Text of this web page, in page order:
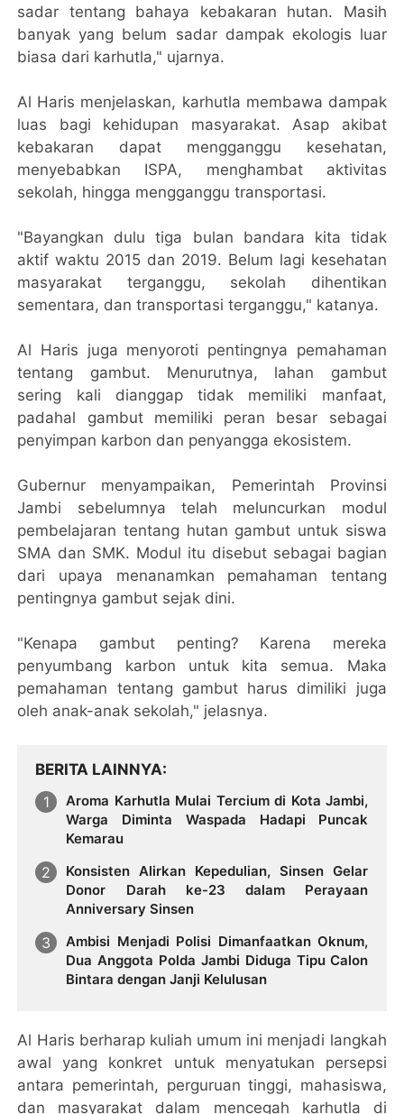
sadar tentang bahaya kebakaran hutan. Masih
banyak yang belum sadar dampak ekologis luar
biasa dari karhutla," ujarnya.
Al Haris menjelaskan, karhutla membawa dampak
luas bagi kehidupan masyarakat. Asap akibat
kebakaran dapat mengganggu kesehatan,
menyebabkan ISPA, menghambat aktivitas
sekolah, hingga mengganggu transportasi.
"Bayangkan dulu tiga bulan bandara kita tidak
aktif waktu 2015 dan 2019. Belum lagi kesehatan
masyarakat terganggu, sekolah dihentikan
sementara, dan transportasi terganggu," katanya.
Al Haris juga menyoroti pentingnya pemahaman
tentang gambut. Menurutnya, lahan gambut
sering kali dianggap tidak memiliki manfaat,
padahal gambut memiliki peran besar sebagai
penyimpan karbon dan penyangga ekosistem.
Gubernur menyampaikan, Pemerintah Provinsi
Jambi sebelumnya telah meluncurkan modul
pembelajaran tentang hutan gambut untuk siswa
SMA dan SMK. Modul itu disebut sebagai bagian
dari upaya menanamkan pemahaman tentang
pentingnya gambut sejak dini.
"Kenapa gambut penting? Karena mereka
penyumbang karbon untuk kita semua. Maka
pemahaman tentang gambut harus dimiliki juga
oleh anak-anak sekolah," jelasnya.
BERITA LAINNYA
Aroma Karhutla Mulai Tercium di Kota Jambi,
Warga Diminta Waspada Hadapi Puncak
Kemarau
Konsisten Alirkan Kepedulian, Sinsen Gelar
Donor Darah ke-23 dalam Perayaan
Anniversary Sinsen
Ambisi Menjadi Polisi Dimanfaatkan Oknum,
Dua Anggota Polda Jambi Diduga Tipu Calon
Bintara dengan Janji Kelulusan
Al Haris berharap kuliah umum ini menjadi langkah
awal yang konkret untuk menyatukan persepsi
antara pemerintah, perguruan tinggi, mahasiswa,
dan masyarakat dalam mencegah karhutla di